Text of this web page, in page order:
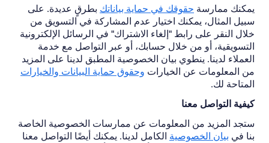
يمكنك ممارسة حقوقك في حماية بياناتك بطرقٍ عديدة. على
سبيل المثال، يمكنك اختيار عدم المشاركة في التسويق من
خلال النقر على رابط "إلغاء الاشتراك" في الرسائل الإلكترونية
التسويقية، أو من خلال حسابك، أو عبر التواصل مع خدمة
العملاء لدينا. ينطوي بيان الخصوصية المطبق لدينا على المزيد
من المعلومات عن الخيارات وحقوق حماية البيانات والخيارات
المتاحة لك.
كيفية التواصل معنا
ستجد المزيد من المعلومات عن ممارسات الخصوصية الخاصة
بنا في بيان الخصوصية الكامل لدينا. يمكنك أيضًا التواصل معنا